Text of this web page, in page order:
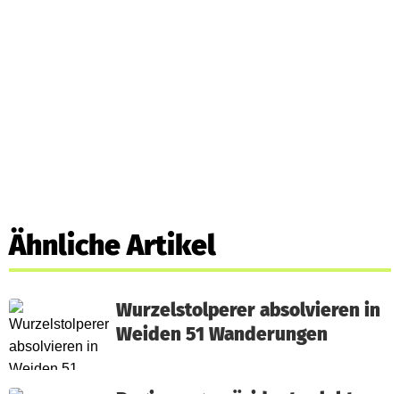
Ähnliche Artikel
Wurzelstolperer absolvieren in
Weiden 51 Wanderungen